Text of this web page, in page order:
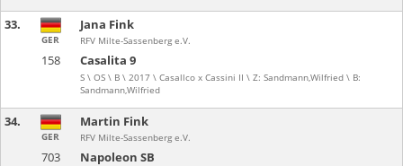
33.
158 Casalita 9
S \ OS \ B \ 2017 \ Casallco x Cassini II \ Z: Sandmann,Wilfried \ B:
Sandmann,Wilfried
GER
Jana Fink
RFV Milte-Sassenberg e.V.
34.
703 Napoleon SB
GER
Martin Fink
RFV Milte-Sassenberg e.V.